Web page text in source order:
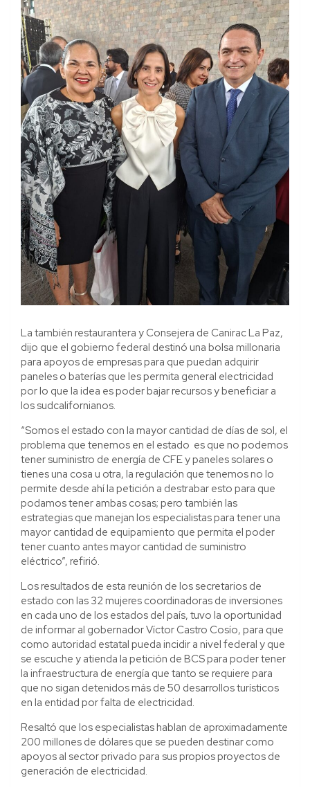
La también restaurantera y Consejera de Canirac La Paz,
dijo que el gobierno federal destinó una bolsa millonaria
para apoyos de empresas para que puedan adquirir
paneles o baterías que les permita general electricidad
por lo que la idea es poder bajar recursos y beneficiar a
los sudcalifornianos.
“Somos el estado con la mayor cantidad de días de sol, el
problema que tenemos en el estado es que no podemos
tener suministro de energía de CFE y paneles solares o
tienes una cosa u otra, la regulación que tenemos no lo
permite desde ahí la petición a destrabar esto para que
podamos tener ambas cosas; pero también las
estrategias que manejan los especialistas para tener una
mayor cantidad de equipamiento que permita el poder
tener cuanto antes mayor cantidad de suministro
eléctrico”, refirió.
Los resultados de esta reunión de los secretarios de
estado con las 32 mujeres coordinadoras de inversiones
en cada uno de los estados del país, tuvo la oportunidad
de informar al gobernador Víctor Castro Cosío, para que
como autoridad estatal pueda incidir a nivel federal y que
se escuche y atienda la petición de BCS para poder tener
la infraestructura de energía que tanto se requiere para
que no sigan detenidos más de 50 desarrollos turísticos
en la entidad por falta de electricidad.
Resaltó que los especialistas hablan de aproximadamente
200 millones de dólares que se pueden destinar como
apoyos al sector privado para sus propios proyectos de
generación de electricidad.